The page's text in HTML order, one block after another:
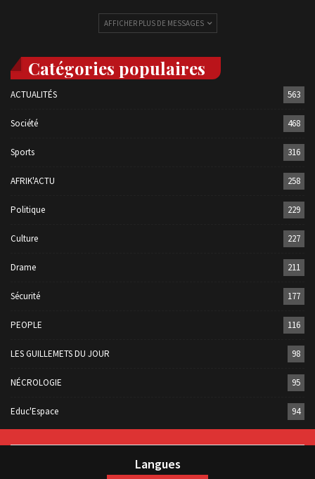
AFFICHER PLUS DE MESSAGES
Catégories populaires
ACTUALITÉS 563
Société 468
Sports 316
AFRIK'ACTU 258
Politique 229
Culture 227
Drame 211
Sécurité 177
PEOPLE 116
LES GUILLEMETS DU JOUR 98
NÉCROLOGIE 95
Educ'Espace 94
Langues